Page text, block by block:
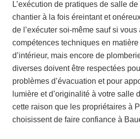
L’exécution de pratiques de salle
chantier à la fois éreintant et
de l’exécuter soi-même sauf si vous
compétences techniques en matière
d’intérieur, mais encore de
diverses doivent être respectées
problèmes d’évacuation et pour
lumière et d’originalité à votre salle
cette raison que les propriétaires à
choisissent de faire confiance à